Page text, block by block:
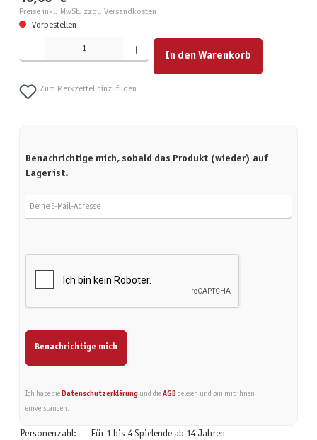
Preise inkl. MwSt. zzgl. Versandkosten
Vorbestellen
Produkt Anzahl: Gib den gewünschten Wert ein oder benutze die Schaltflächen um die Anzahl zu
In den Warenkorb
Zum Merkzettel hinzufügen
Benachrichtige mich, sobald das Produkt (wieder) auf
Lager ist.
Benachrichtige mich
Ich habe die Datenschutzerklärungund die AGBgelesen und bin mit ihnen
einverstanden.
Personenzahl:
Für 1 bis 4 Spielende ab 14 Jahren